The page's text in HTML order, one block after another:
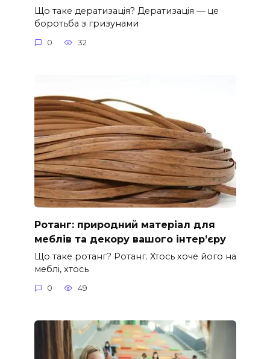
Що таке дератизація? Дератизація — це
боротьба з гризунами
0 32
Ротанг: природний матеріал для
меблів та декору вашого інтер’єру
Що таке ротанг? Ротанг. Хтось хоче його на
меблі, хтось
0 49